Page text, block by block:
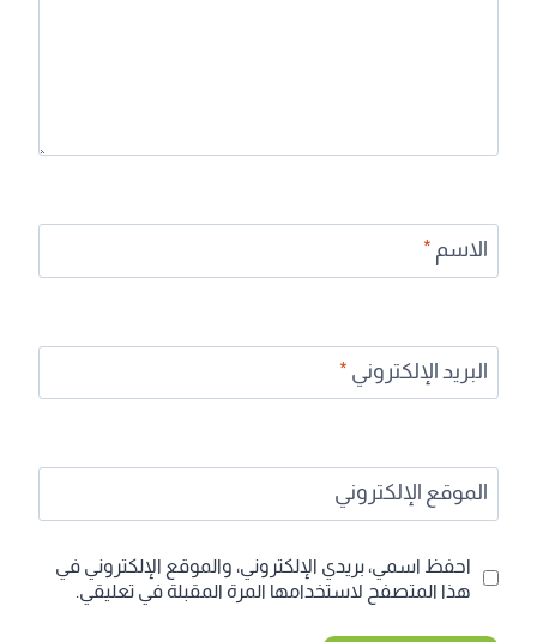
الاسم *
البريد الإلكتروني *
الموقع الإلكتروني
احفظ اسمي، بريدي الإلكتروني، والموقع الإلكتروني في
هذا المتصفح لاستخدامها المرة المقبلة في تعليقي.